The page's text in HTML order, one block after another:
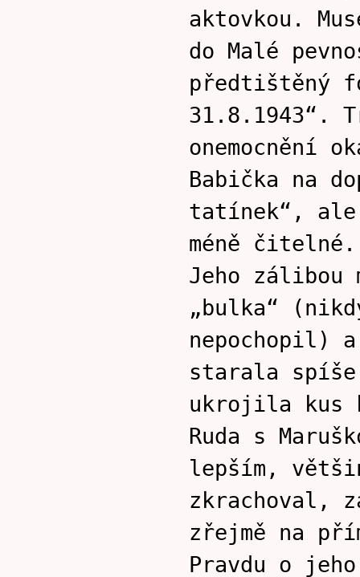
aktovkou.
do Malé
předtištěný
31.8.1943“.
onemocnění
Babička na
tatínek“, ale
méně čitelné.
Jeho
„bulka“
nepochopil)
starala
ukrojila kus
Ruda s
lepším,
zkrachoval,
zřejmě na
Pravdu o